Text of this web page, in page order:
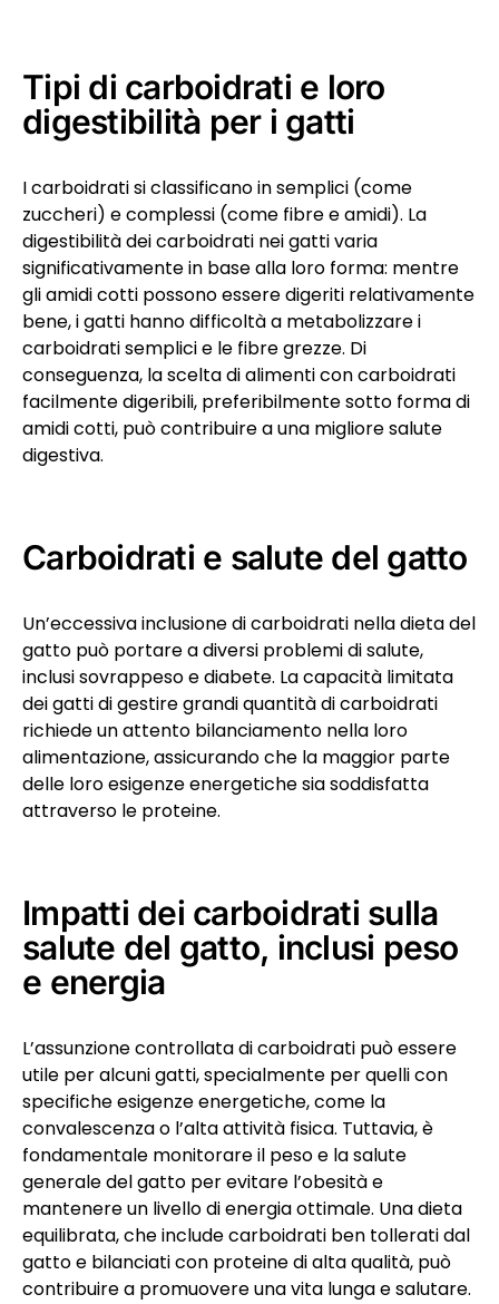
Tipi di carboidrati e loro
digestibilità per i gatti
I carboidrati si classificano in semplici (come
zuccheri) e complessi (come fibre e amidi). La
digestibilità dei carboidrati nei gatti varia
significativamente in base alla loro forma: mentre
gli amidi cotti possono essere digeriti relativamente
bene, i gatti hanno difficoltà a metabolizzare i
carboidrati semplici e le fibre grezze. Di
conseguenza, la scelta di alimenti con carboidrati
facilmente digeribili, preferibilmente sotto forma di
amidi cotti, può contribuire a una migliore salute
digestiva.
Carboidrati e salute del gatto
Un’eccessiva inclusione di carboidrati nella dieta del
gatto può portare a diversi problemi di salute,
inclusi sovrappeso e diabete. La capacità limitata
dei gatti di gestire grandi quantità di carboidrati
richiede un attento bilanciamento nella loro
alimentazione, assicurando che la maggior parte
delle loro esigenze energetiche sia soddisfatta
attraverso le proteine.
Impatti dei carboidrati sulla
salute del gatto, inclusi peso
e energia
L’assunzione controllata di carboidrati può essere
utile per alcuni gatti, specialmente per quelli con
specifiche esigenze energetiche, come la
convalescenza o l’alta attività fisica. Tuttavia, è
fondamentale monitorare il peso e la salute
generale del gatto per evitare l’obesità e
mantenere un livello di energia ottimale. Una dieta
equilibrata, che include carboidrati ben tollerati dal
gatto e bilanciati con proteine di alta qualità, può
contribuire a promuovere una vita lunga e salutare.